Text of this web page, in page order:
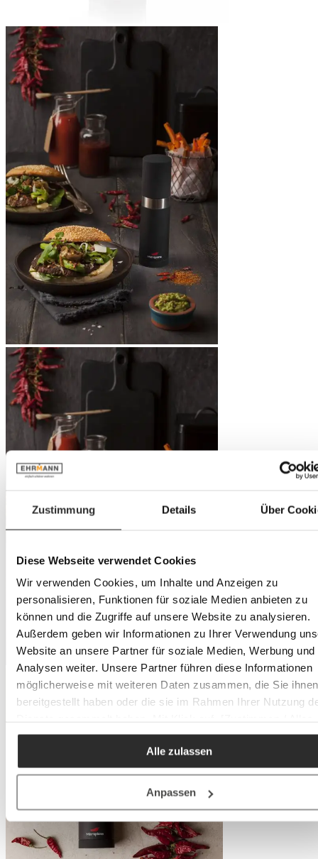
Zustimmung Details Über
Diese Webseite verwendet Cookies
Wir verwenden Cookies, um Inhalte und Anzeigen zu
personalisieren, Funktionen für soziale Medien anbieten zu
können und die Zugriffe auf unsere Website zu analysieren.
Außerdem geben wir Informationen zu Ihrer Verwendung
Website an unsere Partner für soziale Medien, Werbung und
Analysen weiter. Unsere Partner führen diese Informationen
möglicherweise mit weiteren Daten zusammen, die Sie ihnen
bereitgestellt haben oder die sie im Rahmen Ihrer Nutzung
akzeptieren / etc.]“ erteilen Sie Ihre Einwilligung auch in die
Weitergabe über Ihr Verhalten in unserem Shop an unseren
Partner, die shopware AG (Ebbinghoff 10, 48624
Deutschland), die diese Daten Ihnen nicht persönlich
Produktverbesserungen, Marktverhaltensanalysen)
darf.
Alle zulassen
Anpassen